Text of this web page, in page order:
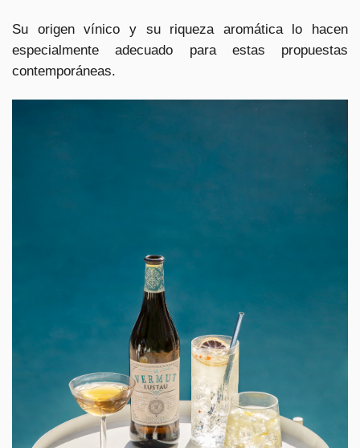
Su origen vínico y su riqueza aromática lo hacen
especialmente adecuado para estas propuestas
contemporáneas.